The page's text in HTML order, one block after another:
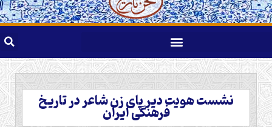
نشست هویت دیر پای زن شاعر در تاریخ
فرهنگی ایران